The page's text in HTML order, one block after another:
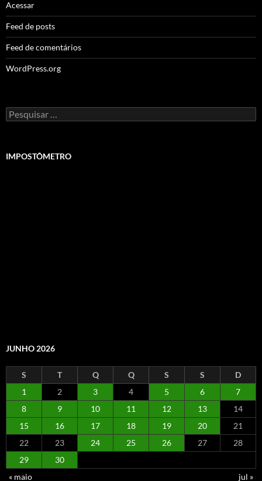
Acessar
Feed de posts
Feed de comentários
WordPress.org
Pesquisar
por:
IMPOSTÔMETRO
JUNHO 2026
S T Q Q S S
D
1
2 3 4 5 6
7
8
9 10 11 12 13
14
15
16 17 18 19 20
21
22
23 24 25 26 27
28
29
30
« maio
jul »